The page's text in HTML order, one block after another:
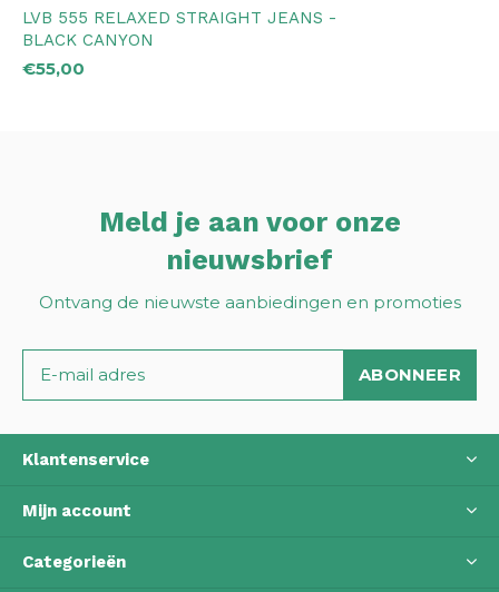
LVB 555 RELAXED STRAIGHT JEANS -
BLACK CANYON
€55,00
Meld je aan voor onze
nieuwsbrief
Ontvang de nieuwste aanbiedingen en promoties
ABONNEER
Klantenservice
Mijn account
Categorieën